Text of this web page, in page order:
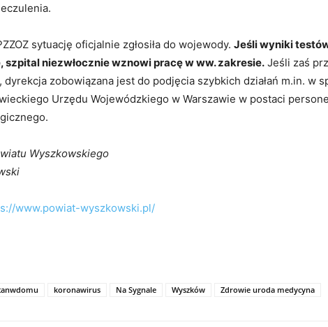
sytuację oficjalnie zgłosiła do wojewody. Jeśli wyniki
szpital niezwłocznie wznowi pracę w ww. zakresie. Jeśli zaś
dyrekcja zobowiązana jest do podjęcia szybkich działań m.in. w
Urzędu Wojewódzkiego w Warszawie w postaci
Wyszkowskiego
www.powiat-wyszkowski.pl/
koronawirus Na Sygnale Wyszków Zdrowie uroda medycyna